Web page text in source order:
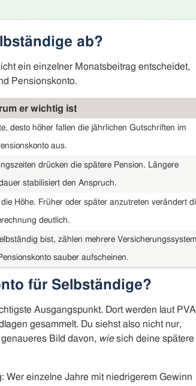
ab?
ein einzelner Monatsbeitrag entscheidet,
Pensionskonto.
er wichtig ist
desto höher fallen die jährlichen Gutschriften im
aus.
drücken die spätere Pension. Längere
stabilisiert den Anspruch.
Höhe. Früher oder später anzutreten verändert
deutlich.
bist, zählen mehrere
sauber aufscheinen.
für Selbständige?
Ausgangspunkt. Dort werden laut PVA
gesammelt. Du siehst also nicht nur,
Bild davon, wiesich deine spätere
Wer einzelne Jahre mit niedrigerem Gewinn